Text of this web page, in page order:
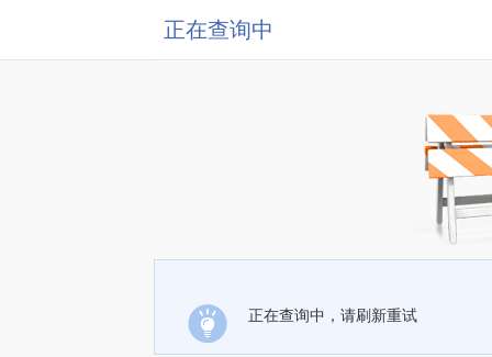
正在查询中
正在查询中，请刷新重试